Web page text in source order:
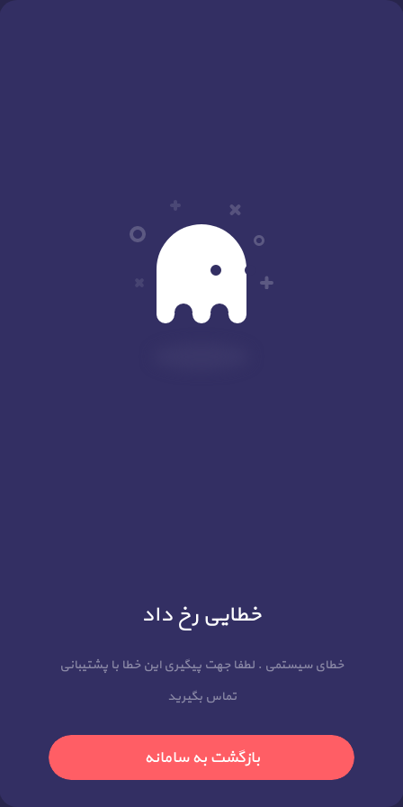
خطایی رخ داد
خطای سیستمی . لطفا جهت پیگیری این خطا با پشتیبانی
تماس بگیرید
بازگشت به سامانه